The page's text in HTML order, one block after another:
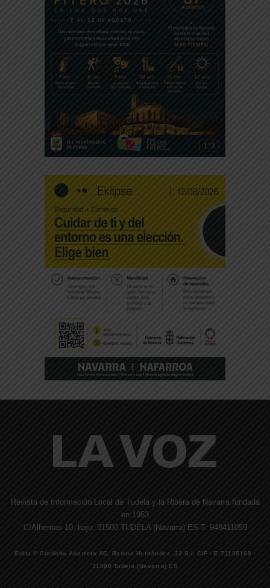
Revista de Información Local de Tudela y la Ribera de Navarra fundada
en 1953
C/Alhemas 10, bajo. 31500 TUDELA (Navarra) ES T. 948411059
Edita © Córdoba Acarreta AC, Ramos Hernández, JJ S.I. CIF · E-71185169 ·
31500 Tudela (Navarra) ES